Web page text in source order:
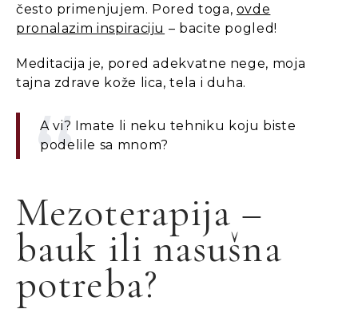
često primenjujem. Pored toga, ovde
pronalazim inspiraciju – bacite pogled!
Meditacija je, pored adekvatne nege, moja
tajna zdrave kože lica, tela i duha.
A vi? Imate li neku tehniku koju biste
podelile sa mnom?
Mezoterapija –
bauk ili nasušna
potreba?